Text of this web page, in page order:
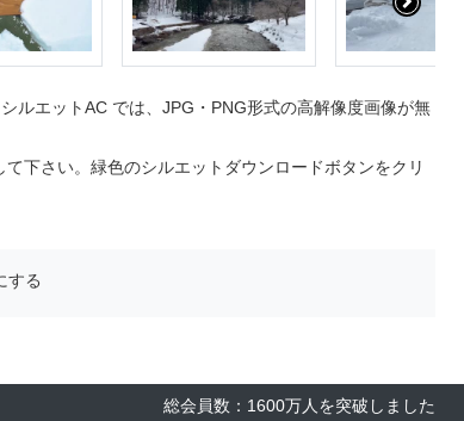
ルエットAC では、JPG・PNG形式の高解像度画像が無
て下さい。緑色のシルエットダウンロードボタンをクリ
する
総会員数：1600万人を突破しました